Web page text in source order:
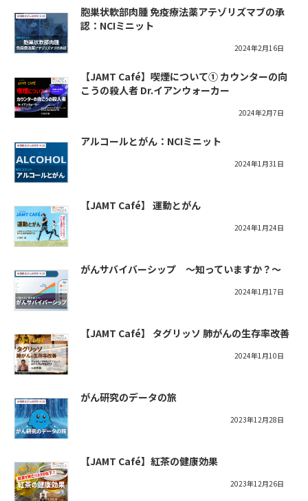
胞巣状軟部肉腫 免疫療法薬アテゾリズマブの承
認：NCIミニット
2024年2月16日
【JAMT Café】喫煙について① カウンターの向
こうの殺人者 Dr.イアンウォーカー
2024年2月7日
アルコールとがん：NCIミニット
2024年1月31日
【JAMT Café】 運動とがん
2024年1月24日
がんサバイバーシップ ～知っていますか？～
2024年1月17日
【JAMT Café】 タグリッソ 肺がんの生存率改善
2024年1月10日
がん研究のデータの旅
2023年12月28日
【JAMT Café】紅茶の健康効果
2023年12月26日